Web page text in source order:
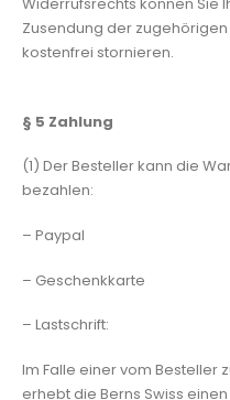
Widerrufsrechts können Sie
Zusendung der
kostenfrei stornieren.
§ 5 Zahlung
(1) Der Besteller kann die
bezahlen:
– Paypal
– Geschenkkarte
– Lastschrift:
Im Falle einer vom Besteller
erhebt die Berns Swiss